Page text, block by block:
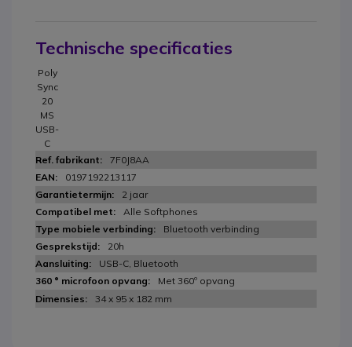
Technische specificaties
Poly
Sync
20
MS
USB-
C
7F0J8AA
0197192213117
2 jaar
Alle Softphones
Bluetooth verbinding
20h
USB-C, Bluetooth
Met 360º opvang
34 x 95 x 182 mm